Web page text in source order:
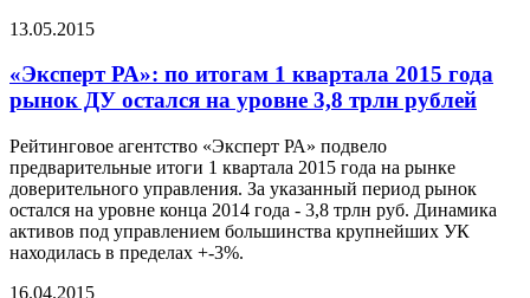
13.05.2015
«Эксперт РА»: по итогам 1 квартала 2015 года
рынок ДУ остался на уровне 3,8 трлн рублей
Рейтинговое агентство «Эксперт РА» подвело
предварительные итоги 1 квартала 2015 года на рынке
доверительного управления. За указанный период рынок
остался на уровне конца 2014 года - 3,8 трлн руб. Динамика
активов под управлением большинства крупнейших УК
находилась в пределах +-3%.
16.04.2015